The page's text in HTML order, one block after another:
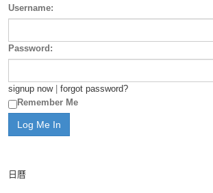
Username:
Password:
signup now| forgot password?
Remember Me
日曆